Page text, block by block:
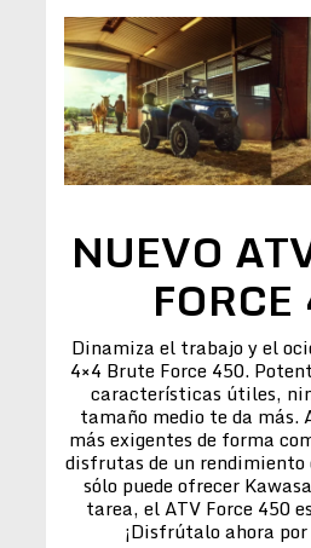
NUEVO
Dinamiza el trabajo y el
4×4 Brute Force 450.
características útiles,
tamaño medio te da más.
más exigentes de forma
disfrutas de un rendimiento
sólo puede ofrecer
tarea, el ATV Force 450
¡Disfrútalo ahora